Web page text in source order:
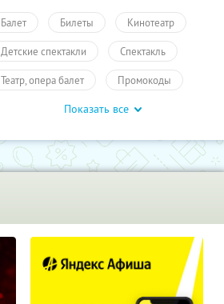
Балет Билеты Кинотеатр
Детские спектакли Спектакль
Театр, опера балет Промокоды
Развлечения
ПолучиКупон Развлечения
Показать все